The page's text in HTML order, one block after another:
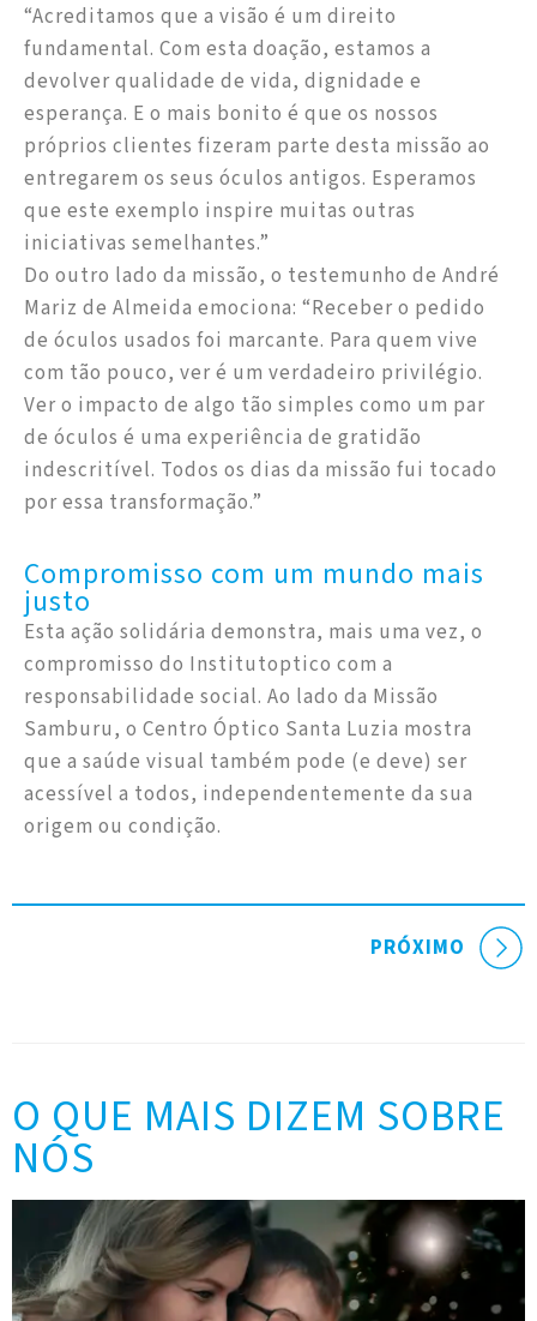
“Acreditamos que a visão é um direito
fundamental. Com esta doação, estamos a
devolver qualidade de vida, dignidade e
esperança. E o mais bonito é que os nossos
próprios clientes fizeram parte desta missão ao
entregarem os seus óculos antigos. Esperamos
que este exemplo inspire muitas outras
iniciativas semelhantes.”
Do outro lado da missão, o testemunho de André
Mariz de Almeida emociona: “Receber o pedido
de óculos usados foi marcante. Para quem vive
com tão pouco, ver é um verdadeiro privilégio.
Ver o impacto de algo tão simples como um par
de óculos é uma experiência de gratidão
indescritível. Todos os dias da missão fui tocado
por essa transformação.”
Compromisso com um mundo mais
justo
Esta ação solidária demonstra, mais uma vez, o
compromisso do Institutoptico com a
responsabilidade social. Ao lado da Missão
Samburu, o Centro Óptico Santa Luzia mostra
que a saúde visual também pode (e deve) ser
acessível a todos, independentemente da sua
origem ou condição.
PRÓXIMO
O QUE MAIS DIZEM SOBRE
NÓS